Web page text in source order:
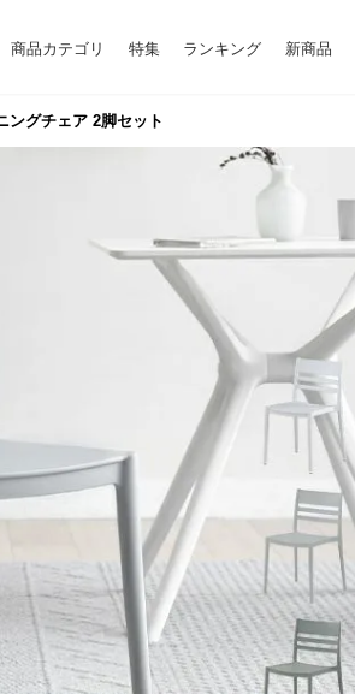
商品カテゴリ 特集 ランキング 新商品
ングチェア 2脚セット